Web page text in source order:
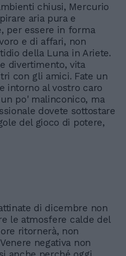
chiusi, Mercurio
aria pura e
per essere in forma
e di affari, non
della Luna in Ariete.
divertimento, vita
con gli amici. Fate un
intorno al vostro caro
po' malinconico, ma
dovete sottostare
del gioco di potere,
di dicembre non
le atmosfere calde del
ritornerà, non
negativa non